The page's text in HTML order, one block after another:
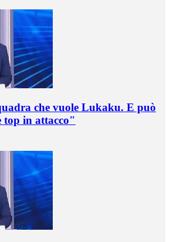
che vuole Lukaku. E può
top in attacco"